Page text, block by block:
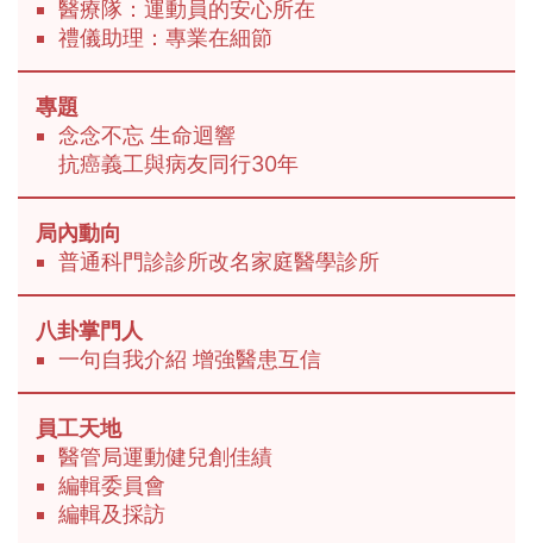
醫療隊：運動員的安心所在
禮儀助理：專業在細節
專題
念念不忘 生命迴響
抗癌義工與病友同行30年
局內動向
普通科門診診所改名家庭醫學診所
八卦掌門人
一句自我介紹 增強醫患互信
員工天地
醫管局運動健兒創佳績
編輯委員會
編輯及採訪